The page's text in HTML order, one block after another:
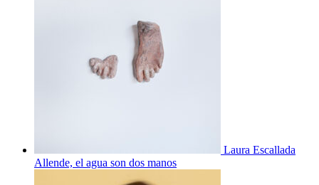
Laura Escallada
Allende, el agua son dos manos